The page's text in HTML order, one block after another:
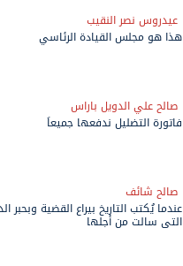
عيدروس نصر النقيب
هذا هو مجلس القيادة الرئاسي
صالح علي الدويل باراس
فاتورة التضليل ندفعها جميعاً
صالح شائف
عندما يُكتب التاريخ بيراع القضية وبحبر
التي سالت من أجلها